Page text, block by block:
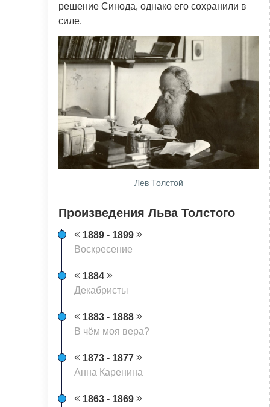
решение Синода, однако его сохранили в
силе.
Лев Толстой
Произведения Льва Толстого
1889 - 1899
Воскресение
1884
Декабристы
1883 - 1888
В чём моя вера?
1873 - 1877
Анна Каренина
1863 - 1869